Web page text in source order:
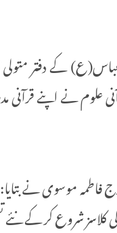
کے دفتر متولی
فاطمہ موسوی نے
کے نئے تعلیمی سال 1447ھ کا